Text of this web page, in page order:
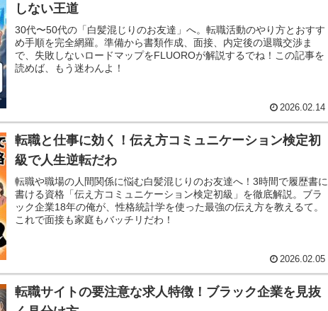
しない王道
30代〜50代の「白髪混じりのお友達」へ。転職活動のやり方とおすす
め手順を完全網羅。準備から書類作成、面接、内定後の退職交渉ま
で、失敗しないロードマップをFLUOROが解説するでね！この記事を
読めば、もう迷わんよ！
2026.02.14
転職と仕事に効く！伝え方コミュニケーション検定初
級で人生逆転だわ
転職や職場の人間関係に悩む白髪混じりのお友達へ！3時間で履歴書に
書ける資格「伝え方コミュニケーション検定初級」を徹底解説。ブラ
ック企業18年の俺が、性格統計学を使った最強の伝え方を教えるて。
これで面接も家庭もバッチリだわ！
2026.02.05
転職サイトの要注意な求人特徴！ブラック企業を見抜